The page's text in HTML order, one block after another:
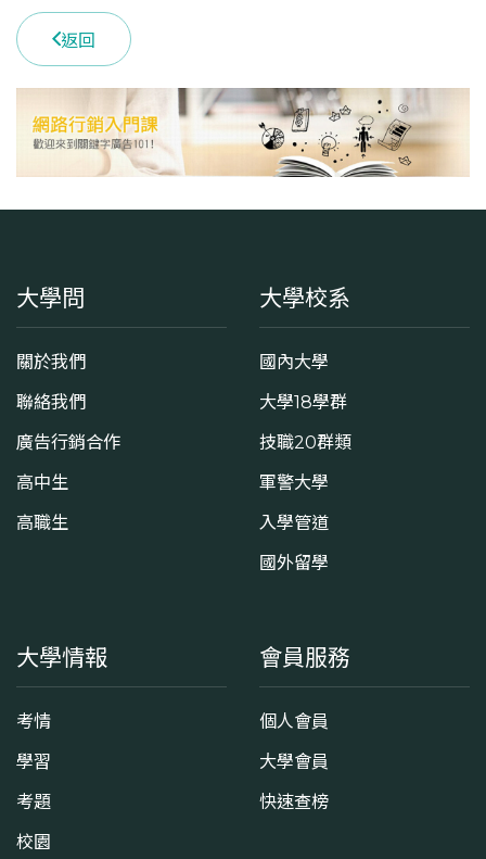
2
雙聯學制人數
113學年度上學期
1
學系電話
返回
大學問
關於我們
聯絡我們
廣告行銷合作
高中生
高職生
大學校系
國內大學
大學18學群
技職20群類
軍警大學
入學管道
國外留學
大學情報
考情
學習
考題
校園
會員服務
個人會員
大學會員
快速查榜